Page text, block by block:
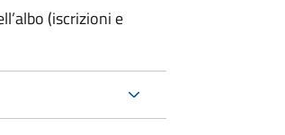
(iscrizioni e